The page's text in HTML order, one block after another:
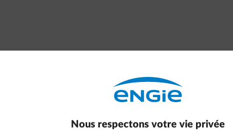
Une erreur de connexion est
Nous respectons votre vie privée